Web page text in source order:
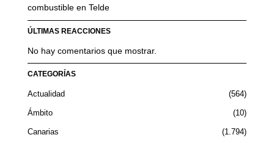
combustible en Telde
ÚLTIMAS REACCIONES
No hay comentarios que mostrar.
CATEGORÍAS
Actualidad 564
Ámbito 10
Canarias 1.794